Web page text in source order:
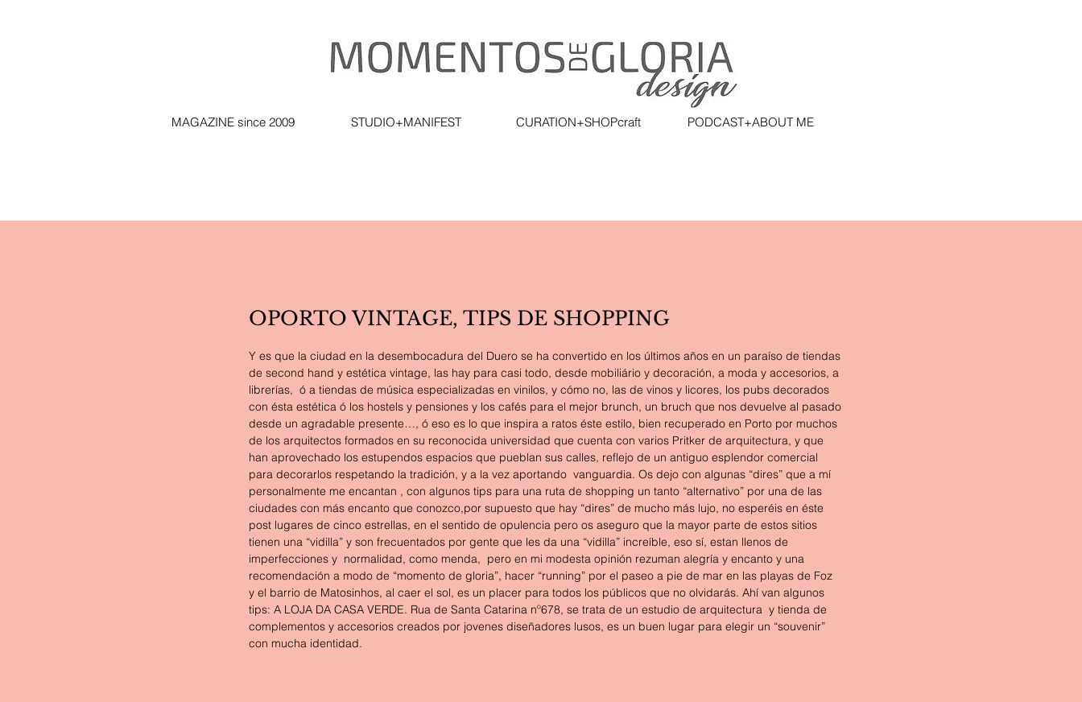
MAGAZINE since 2009 STUDIO+MANIFEST CURATION+SHOPcraft PODCAST+ABOUT ME
OPORTO VINTAGE, TIPS DE SHOPPING
Y es que la ciudad en la desembocadura del Duero se ha convertido en los últimos años en un paraíso de tiendas
de second hand y estética vintage, las hay para casi todo, desde mobiliário y decoración, a moda y accesorios, a
librerías,  ó a tiendas de música especializadas en vinilos, y cómo no, las de vinos y licores, los pubs decorados
con ésta estética ó los hostels y pensiones y los cafés para el mejor brunch, un bruch que nos devuelve al pasado
desde un agradable presente…, ó eso es lo que inspira a ratos éste estilo, bien recuperado en Porto por muchos
de los arquitectos formados en su reconocida universidad que cuenta con varios Pritker de arquitectura, y que
han aprovechado los estupendos espacios que pueblan sus calles, reflejo de un antiguo esplendor comercial
para decorarlos respetando la tradición, y a la vez aportando  vanguardia. Os dejo con algunas “dires” que a mí
personalmente me encantan , con algunos tips para una ruta de shopping un tanto “alternativo” por una de las
ciudades con más encanto que conozco,por supuesto que hay “dires” de mucho más lujo, no esperéis en éste
post lugares de cinco estrellas, en el sentido de opulencia pero os aseguro que la mayor parte de estos sitios
tienen una “vidilla” y son frecuentados por gente que les da una “vidilla” increíble, eso sí, estan llenos de
imperfecciones y  normalidad, como menda,  pero en mi modesta opinión rezuman alegría y encanto y una
recomendación a modo de “momento de gloria”, hacer “running” por el paseo a pie de mar en las playas de Foz
y el barrio de Matosinhos, al caer el sol, es un placer para todos los públicos que no olvidarás. Ahí van algunos
tips: A LOJA DA CASA VERDE. Rua de Santa Catarina nº678, se trata de un estudio de arquitectura  y tienda de
complementos y accesorios creados por jovenes diseñadores lusos, es un buen lugar para elegir un “souvenir”
con mucha identidad.